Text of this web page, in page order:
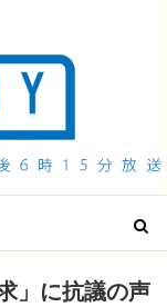
」に抗議の声